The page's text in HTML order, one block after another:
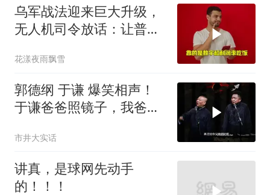
乌军战法迎来巨大升级，
无人机司令放话：让普京
花漾夜雨飘雪
郭德纲 于谦 爆笑相声！
于谦爸爸照镜子，我爸爸
了
市井大实话
讲真，是球网先动手
的！！！